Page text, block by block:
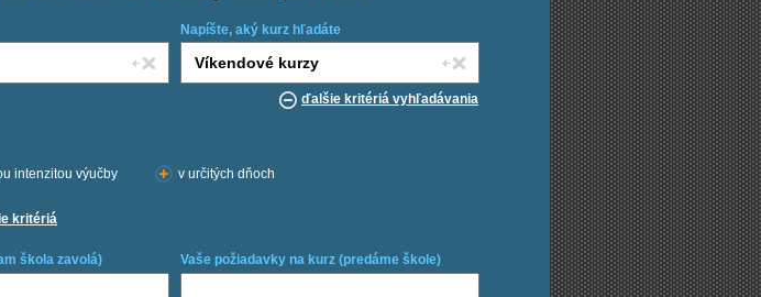
Napíšte, aký kurz hľadáte
ďalšie kritériá vyhľadávania
intenzitou výučby v určitých dňoch
kritériá
škola zavolá) Vaše požiadavky na kurz (predáme škole)